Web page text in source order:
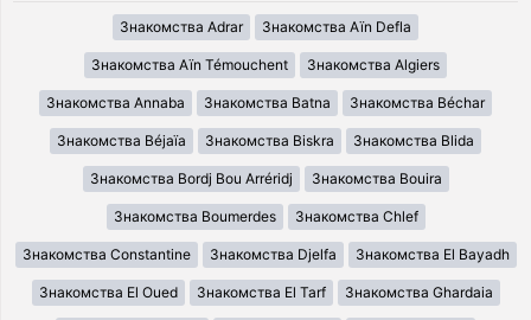
Знакомства Adrar Знакомства Aïn Defla
Знакомства Aïn Témouchent Знакомства Algiers
Знакомства Annaba Знакомства Batna Знакомства Béchar
Знакомства Béjaïa Знакомства Biskra Знакомства Blida
Знакомства Bordj Bou Arréridj Знакомства Bouira
Знакомства Boumerdes Знакомства Chlef
Знакомства Constantine Знакомства Djelfa Знакомства El Bayadh
Знакомства El Oued Знакомства El Tarf Знакомства Ghardaia